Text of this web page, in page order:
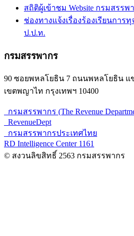
สถิติผู้เข้าชม Website กรมสรรพ
ช่องทางแจ้งเรื่องร้องเรียนกา
ป.ป.ท.
กรมสรรพากร
90 ซอยพหลโยธิน 7 ถนนพหลโยธิน แ
เขตพญาไท กรุงเทพฯ 10400
กรมสรรพากร (The Revenue
RevenueDept
กรมสรรพากรประเทศไทย
RD Intelligence Center 1161
© สงวนลิขสิทธิ์ 2563 กรมสรรพากร